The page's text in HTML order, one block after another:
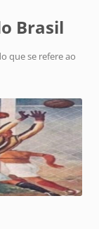
Brasil
que se refere ao